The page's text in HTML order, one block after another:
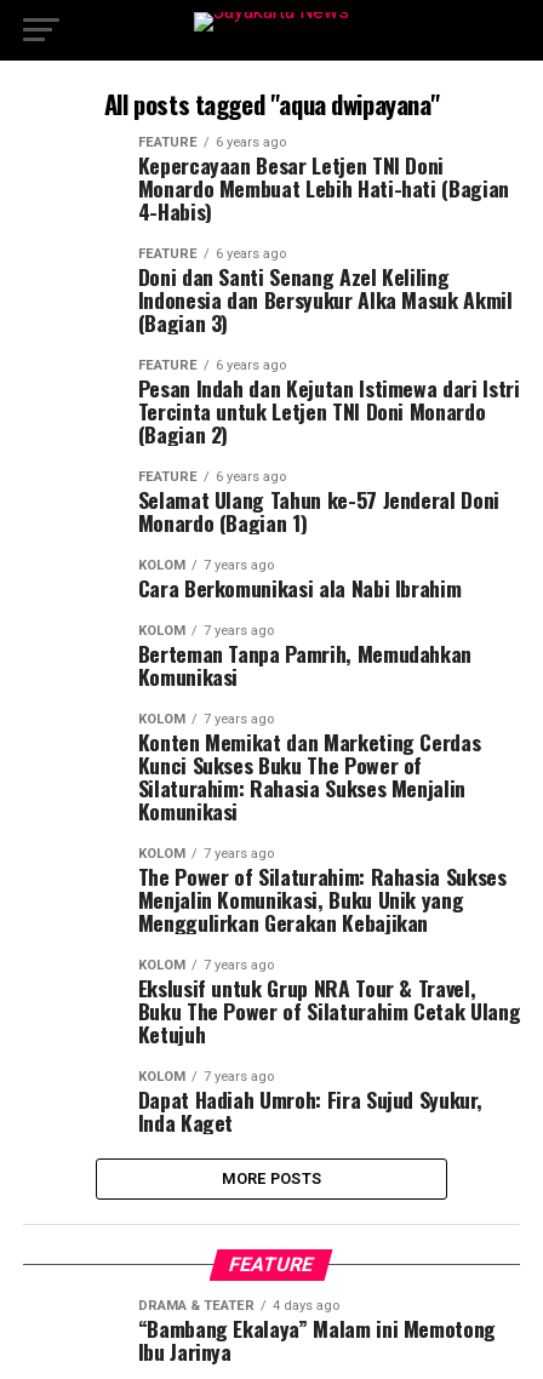
All posts tagged "aqua dwipayana"
FEATURE 6 years ago
Kepercayaan Besar Letjen TNI Doni
Monardo Membuat Lebih Hati-hati (Bagian
4-Habis)
FEATURE 6 years ago
Doni dan Santi Senang Azel Keliling
Indonesia dan Bersyukur Alka Masuk Akmil
(Bagian 3)
FEATURE 6 years ago
Pesan Indah dan Kejutan Istimewa dari Istri
Tercinta untuk Letjen TNI Doni Monardo
(Bagian 2)
FEATURE 6 years ago
Selamat Ulang Tahun ke-57 Jenderal Doni
Monardo (Bagian 1)
KOLOM 7 years ago
Cara Berkomunikasi ala Nabi Ibrahim
KOLOM 7 years ago
Berteman Tanpa Pamrih, Memudahkan
Komunikasi
KOLOM 7 years ago
Konten Memikat dan Marketing Cerdas
Kunci Sukses Buku The Power of
Silaturahim: Rahasia Sukses Menjalin
Komunikasi
KOLOM 7 years ago
The Power of Silaturahim: Rahasia Sukses
Menjalin Komunikasi, Buku Unik yang
Menggulirkan Gerakan Kebajikan
KOLOM 7 years ago
Ekslusif untuk Grup NRA Tour & Travel,
Buku The Power of Silaturahim Cetak Ulang
Ketujuh
KOLOM 7 years ago
Dapat Hadiah Umroh: Fira Sujud Syukur,
Inda Kaget
MORE POSTS
FEATURE
DRAMA & TEATER 4 days ago
“Bambang Ekalaya” Malam ini Memotong
Ibu Jarinya